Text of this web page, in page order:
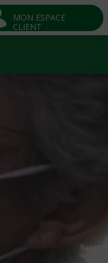
MON ESPACE
CLIENT